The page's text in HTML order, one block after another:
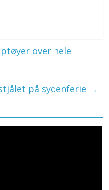
over hele
på sydenferie →